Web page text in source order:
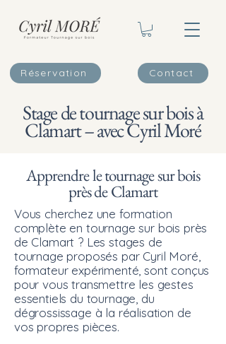
Contact
Réservation
Stage de tournage sur bois à
Clamart – avec Cyril Moré
Apprendre le tournage sur bois
près de Clamart
Vous cherchez une formation
complète en tournage sur bois près
de Clamart ? Les stages de
tournage proposés par Cyril Moré,
formateur expérimenté, sont conçus
pour vous transmettre les gestes
essentiels du tournage, du
dégrossissage à la réalisation de
vos propres pièces.